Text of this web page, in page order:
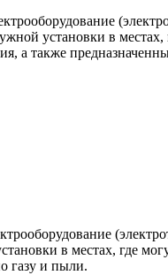
установки в
а также
в местах, где
газу и пыли.